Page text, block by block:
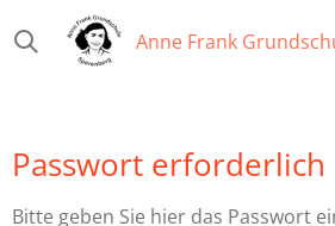
Hauptinhalt
Anne Frank
Passwort erforderlich
Bitte geben Sie hier das Passwort